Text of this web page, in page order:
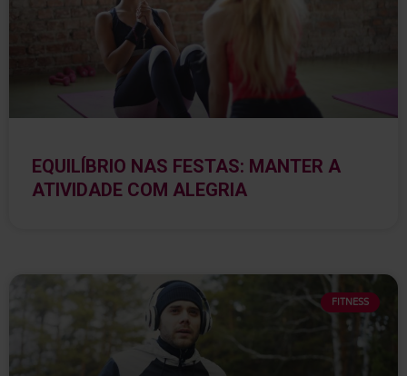
EQUILÍBRIO NAS FESTAS: MANTER A
ATIVIDADE COM ALEGRIA
FITNESS